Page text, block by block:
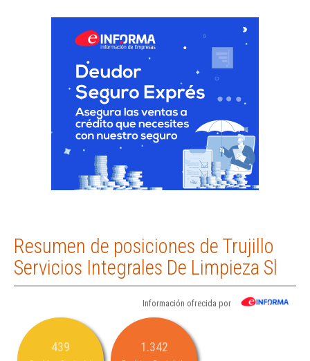
Resumen de posiciones de Trujillo
Servicios Integrales De Limpieza Sl
Información ofrecida por
439 1.342